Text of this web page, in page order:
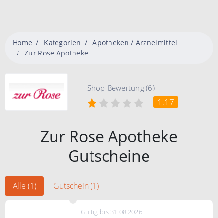
Home Kategorien
Apotheken / Arzneimittel
Zur Rose Apotheke
Shop-Bewertung (6)
1.17
Zur Rose Apotheke
Gutscheine
Alle (1) Gutschein (1)
Gültig bis 31.08.2026